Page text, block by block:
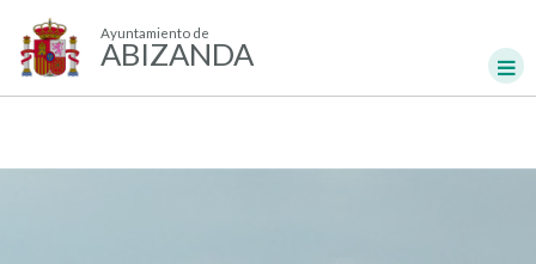
Ayuntamiento de
ABIZANDA